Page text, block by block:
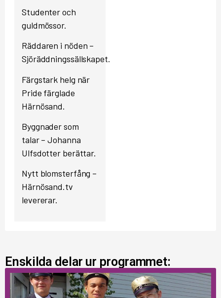
Studenter och
guldmössor.
Räddaren i nöden –
Sjöräddningssällskapet.
Färgstark helg när
Pride färglade
Härnösand.
Byggnader som
talar – Johanna
Ulfsdotter berättar.
Nytt blomsterfång –
Härnösand.tv
levererar.
Enskilda delar ur programmet: